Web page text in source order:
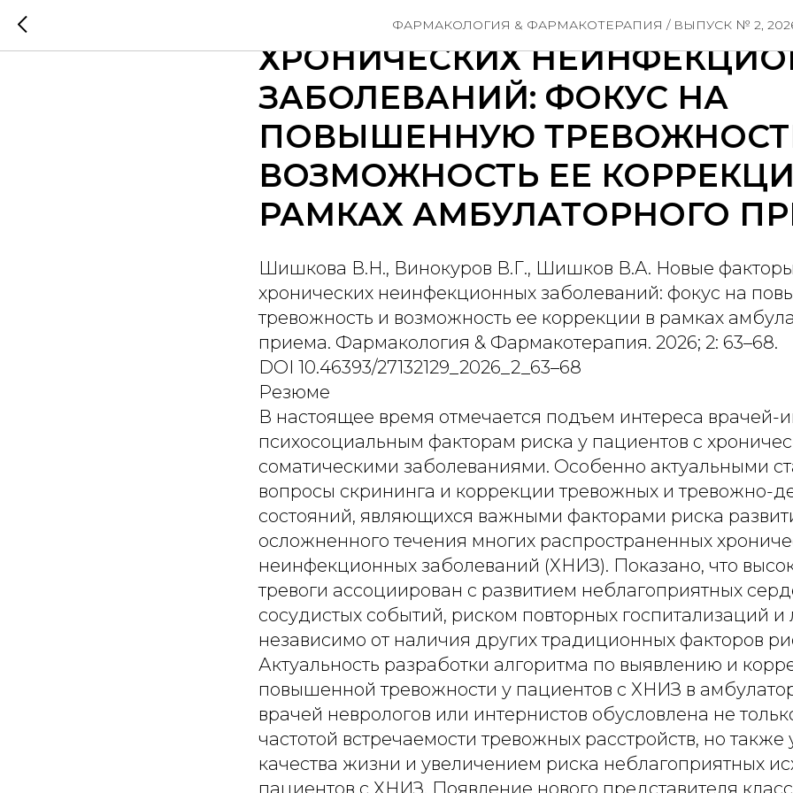
ФАРМАКОЛОГИЯ & ФАРМАКОТЕРАПИЯ / ВЫПУСК № 2,
НОВЫЕ ФАКТОРЫ РИСКА
ХРОНИЧЕСКИХ
ЗАБОЛЕВАНИЙ: ФОКУС НА
ПОВЫШЕННУЮ
ВОЗМОЖНОСТЬ ЕЕ
РАМКАХ АМБУЛАТОРНОГО
Шишкова В.Н., Винокуров В.Г., Шишков В.А. Новые
хронических неинфекционных заболеваний: фокус на
тревожность и возможность ее коррекции в рамках
приема. Фармакология & Фармакотерапия. 2026; 2: 63–68.
DOI 10.46393/27132129_2026_2_63–68
Резюме
В настоящее время отмечается подъем интереса врачей-
психосоциальным факторам риска у пациентов с
соматическими заболеваниями. Особенно актуальными
вопросы скрининга и коррекции тревожных и тревожно-
состояний, являющихся важными факторами риска
осложненного течения многих распространенных
неинфекционных заболеваний (ХНИЗ). Показано, что
тревоги ассоциирован с развитием неблагоприятных
сосудистых событий, риском повторных госпитализаций и
независимо от наличия других традиционных факторов
Актуальность разработки алгоритма по выявлению и
повышенной тревожности у пациентов с ХНИЗ в
врачей неврологов или интернистов обусловлена не
частотой встречаемости тревожных расстройств, но
качества жизни и увеличением риска неблагоприятных
пациентов с ХНИЗ. Появление нового представителя